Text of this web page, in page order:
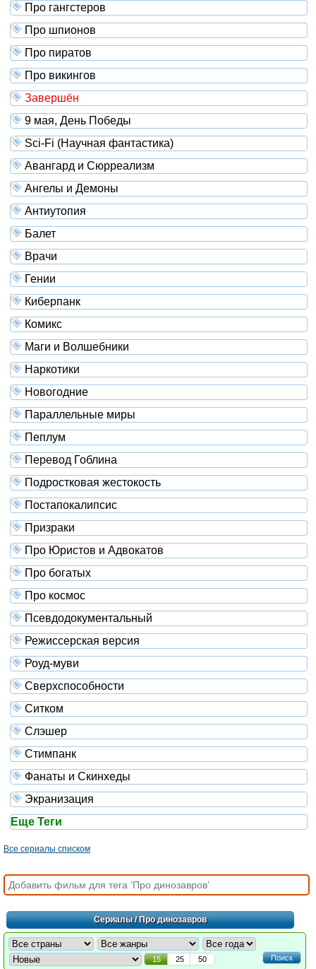
Про гангстеров
Про шпионов
Про пиратов
Про викингов
Завершён
9 мая, День Победы
Sci-Fi (Научная фантастика)
Авангард и Сюрреализм
Ангелы и Демоны
Антиутопия
Балет
Врачи
Гении
Киберпанк
Комикс
Маги и Волшебники
Наркотики
Новогодние
Параллельные миры
Пеплум
Перевод Гоблина
Подростковая жестокость
Постапокалипсис
Призраки
Про Юристов и Адвокатов
Про богатых
Про космос
Псевдодокументальный
Режиссерская версия
Роуд-муви
Сверхспособности
Ситком
Слэшер
Стимпанк
Фанаты и Скинхеды
Экранизация
Еще Теги
Все сериалы списком
Сериалы/ Про динозавров
Поиск
15 25
50